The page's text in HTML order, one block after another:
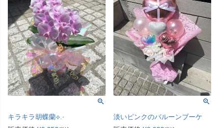
キラキラ胡蝶蘭⟡.·
淡いピンクのバルーンブーケ